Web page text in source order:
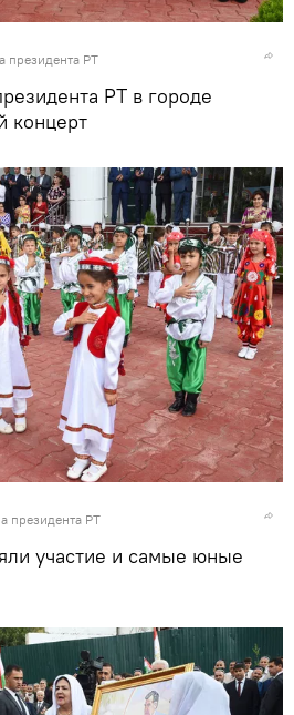
президента РТ
РТ в городе
концерт
президента РТ
участие и самые юные